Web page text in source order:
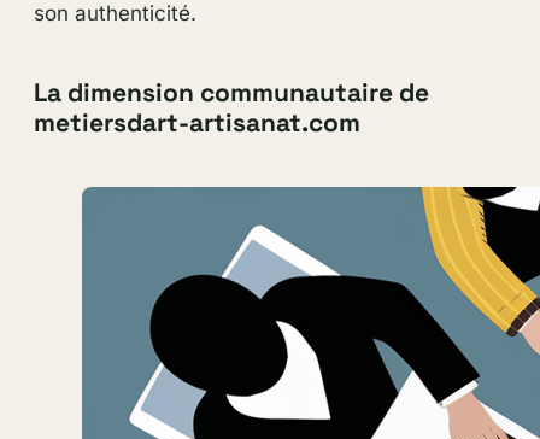
son authenticité.
La dimension communautaire de
metiersdart-artisanat.com